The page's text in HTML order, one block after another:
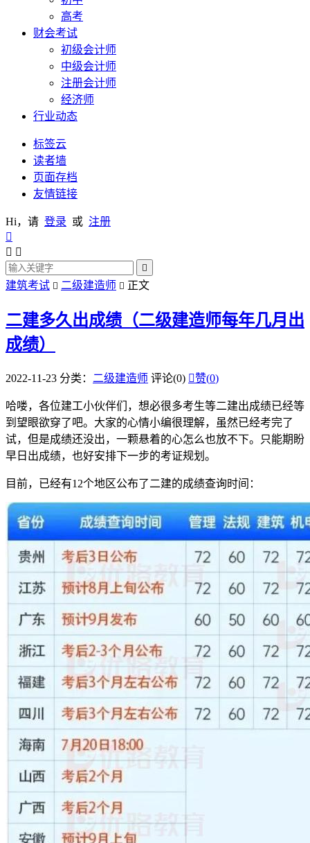
高考
财会考试
初级会计师
中级会计师
注册会计师
经济师
行业动态
标签云
读者墙
页面存档
友情链接
Hi，请 登录 或 注册

 

建筑考试  二级建造师  正文
二建多久出成绩（二级建造师每年几月出
成绩）
2022-11-23 分类： 二级建造师 评论(0) 赞(0)
哈喽，各位建工小伙伴们，想必很多考生等二建出成绩已经等
到望眼欲穿了吧。大家的心情小编很理解，虽然已经考完了
试，但是成绩还没出，一颗悬着的心怎么也放不下。只能期盼
早日出成绩，也好安排下一步的考证规划。
目前，已经有12个地区公布了二建的成绩查询时间：